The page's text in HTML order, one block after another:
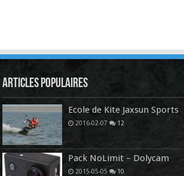
Articles Populaires
Ecole de Kite Jaxsun Sports
2016-02-07 12
Pack NoLimit – Dolycam
2015-05-05 10